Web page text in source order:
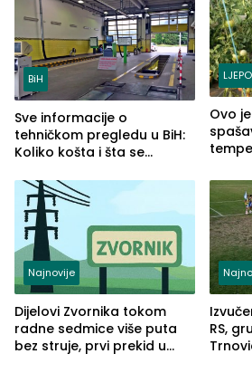
BiH
Sve informacije o
tehničkom pregledu u BiH:
Koliko košta i šta se
Ovo
Najnovije
Dijelovi Zvornika tokom
radne sedmice više puta
bez struje, prvi prekid u
RS,